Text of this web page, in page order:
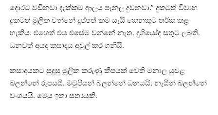
දොරට වඩිනවා දැක්‌කම ආලය පැනල දුවනවා.” දුකටත් විවාහ
දුකටත් මූලික වන්නේ දුප්පත් කම යෑයි කෙනකුට තර්ක කළ
හැකිය. එහෙත් එය එසේම වන්නේ නැත. දුගියෝද සතුට ලබති.
ධනවත් අයද කසාදය අවුල් කර ගනියි.
කසාදයකට සුදුසු මූලික කරුණු කීපයක්‌ වෙති මනාල යුවළ
බලන්නේ රූපයයි. මවුපියන් බලන්නේ ධනයයි. නෑයින් බලන්නේ
වංශයයි. මෙය ඉතා සත්‍යයකි.